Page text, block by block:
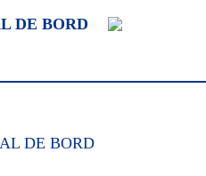
DE BORD
DE BORD